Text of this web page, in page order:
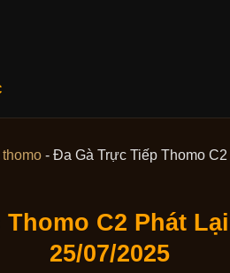
- Đa Gà Trực Tiếp Thomo
C2 Phát
25/07/2025